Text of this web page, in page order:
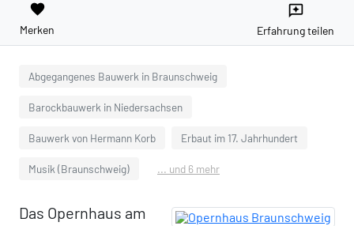
favorite
Merken
reviews
Erfahrung teilen
Abgegangenes Bauwerk in Braunschweig
Barockbauwerk in Niedersachsen
Bauwerk von Hermann Korb Erbaut im 17. Jahrhundert
Musik (Braunschweig) ... und 6 mehr
Das Opernhaus am